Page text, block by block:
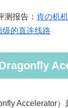
测报告： 肯の机
级的直连线路
Accelerator